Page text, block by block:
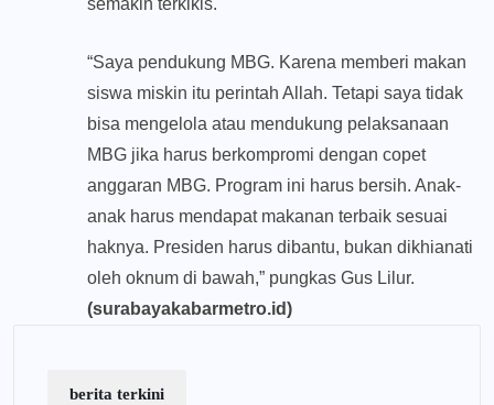
semakin terkikis.
“Saya pendukung MBG. Karena memberi makan
siswa miskin itu perintah Allah. Tetapi saya tidak
bisa mengelola atau mendukung pelaksanaan
MBG jika harus berkompromi dengan copet
anggaran MBG. Program ini harus bersih. Anak-
anak harus mendapat makanan terbaik sesuai
haknya. Presiden harus dibantu, bukan dikhianati
oleh oknum di bawah,” pungkas Gus Lilur.
(surabayakabarmetro.id)
berita terkini